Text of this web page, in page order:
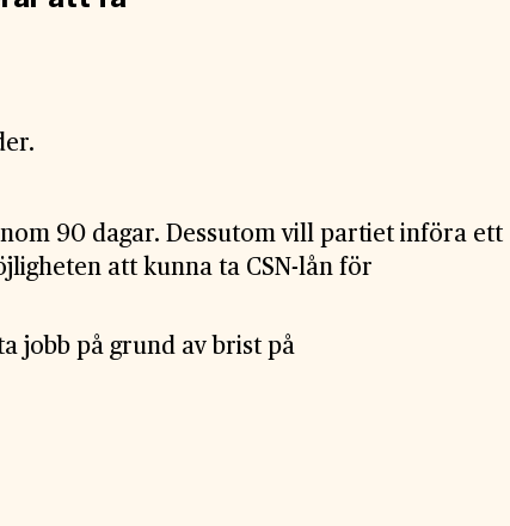
90 dagar. Dessutom vill partiet införa ett
att kunna ta CSN-lån för
jobb på grund av brist på